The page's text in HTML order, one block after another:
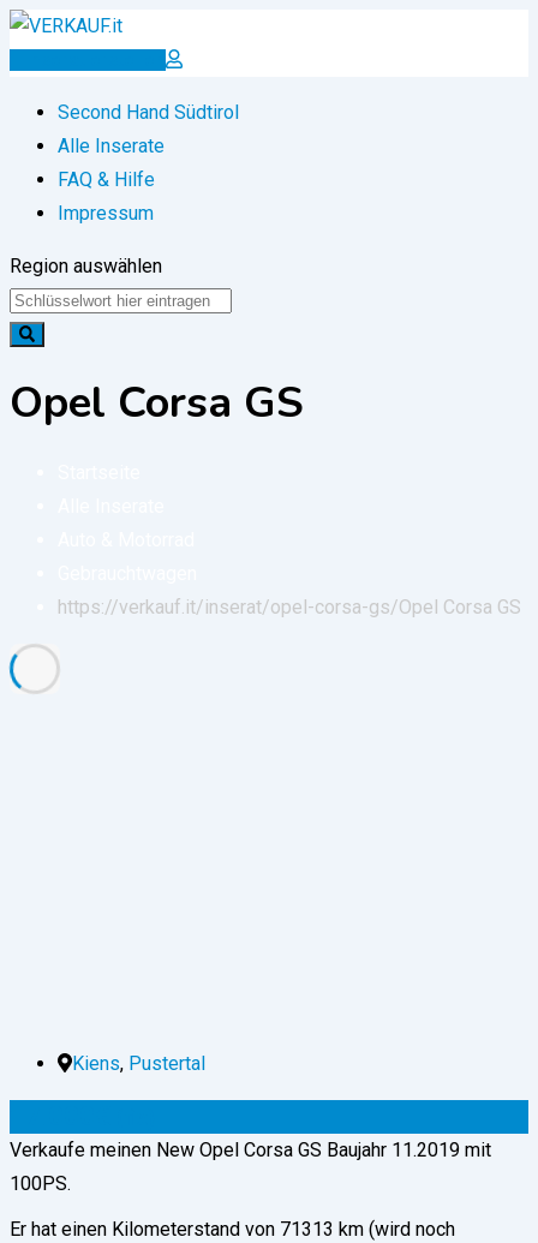
Zum
Inserat erstellen
Second Hand Südtirol
Alle Inserate
FAQ & Hilfe
Impressum
Region auswählen
Opel Corsa GS
https://verkauf.it/inserat/opel-corsa-gs/Opel Corsa GS
Kiens, Pustertal
Verkaufe meinen New Opel Corsa GS Baujahr 11.2019 mit
100PS.
Er hat einen Kilometerstand von 71313 km (wird noch